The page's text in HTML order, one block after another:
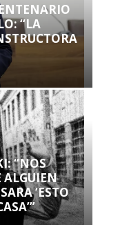
“LA
“NOS
ALGUIEN
‘ESTO